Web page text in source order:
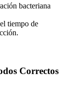
bacteriana
tiempo de
Correctos